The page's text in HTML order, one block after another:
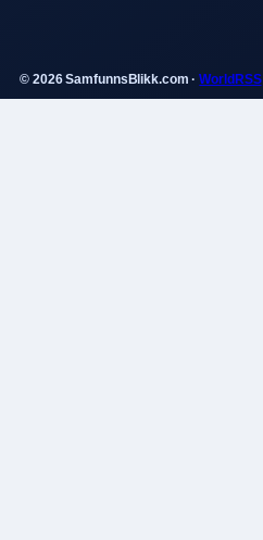
© 2026 SamfunnsBlikk.com ·WorldRSS